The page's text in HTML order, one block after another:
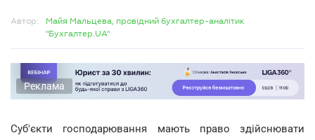
Автор:
Майя Мальцева, провідний бухгалтер-аналітик
"Бухгалтер.UA"
Реклама
Суб'єкти господарювання мають право здійснювати